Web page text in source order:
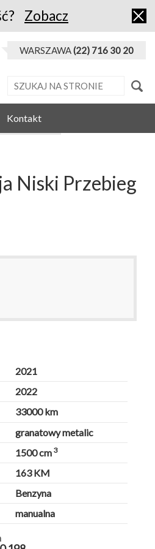
Zobacz
WARSZAWA(22) 716 30 20
Kontakt
Niski Przebieg
2021
2022
33000 km
granatowy metalic
1500 cm 3
163 KM
Benzyna
manualna